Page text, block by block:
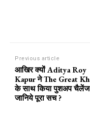
Previous article
आखिर क्यों Aditya Roy
Kapur ने The Great
के साथ किया पुशअप
जानिये पूरा सच ?